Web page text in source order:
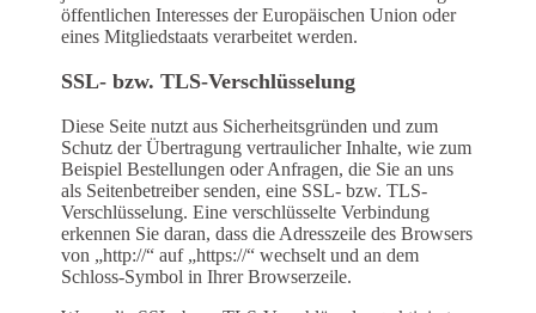
öffentlichen Interesses der Europäischen Union oder
eines Mitgliedstaats verarbeitet werden.
SSL- bzw. TLS-Verschlüsselung
Diese Seite nutzt aus Sicherheitsgründen und zum
Schutz der Übertragung vertraulicher Inhalte, wie zum
Beispiel Bestellungen oder Anfragen, die Sie an uns
als Seitenbetreiber senden, eine SSL- bzw. TLS-
Verschlüsselung. Eine verschlüsselte Verbindung
erkennen Sie daran, dass die Adresszeile des Browsers
von „http://“ auf „https://“ wechselt und an dem
Schloss-Symbol in Ihrer Browserzeile.